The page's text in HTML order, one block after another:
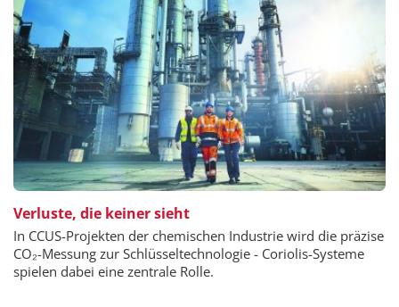
Verluste, die keiner sieht
In CCUS-Projekten der chemischen Industrie wird die präzise
CO₂-Messung zur Schlüsseltechnologie - Coriolis-Systeme
spielen dabei eine zentrale Rolle.